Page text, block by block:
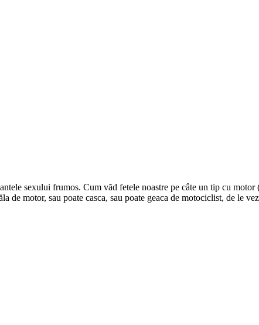
sexului frumos. Cum văd fetele noastre pe câte un tip cu
motor, sau poate casca, sau poate geaca de motociclist, de le